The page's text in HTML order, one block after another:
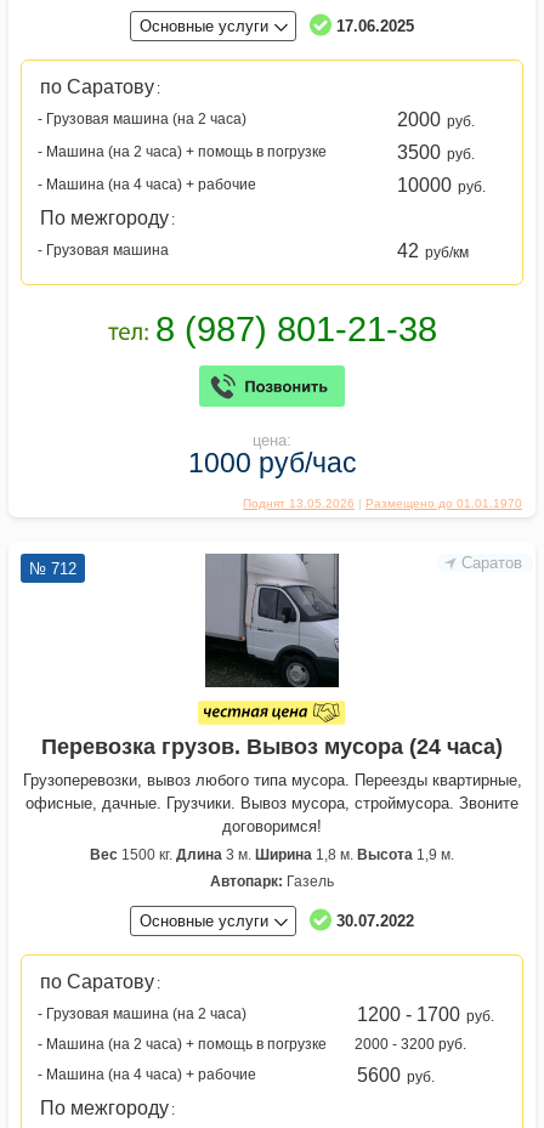
Поднят 13.05.2026 Размещено до 01.01.1970
Основные услуги 17.06.2025
по Саратову :
- Грузовая машина (на 2 часа)
2000 руб.
- Машина (на 2 часа) + помощь в погрузке
3500 руб.
- Машина (на 4 часа) + рабочие
10000 руб.
По межгороду :
- Грузовая машина
42 руб/км
цена:
1000 руб/час
Саратов
№ 712
Перевозка грузов. Вывоз мусора (24 часа)
Грузоперевозки, вывоз любого типа мусора. Переезды квартирные,
офисные, дачные. Грузчики. Вывоз мусора, строймусора. Звоните
договоримся!
Вес 1500 кг. Длина 3 м. Ширина 1,8 м. Высота 1,9 м.
Автопарк: Газель
Основные услуги 30.07.2022
по Саратову :
- Грузовая машина (на 2 часа)
1200 - 1700 руб.
- Машина (на 2 часа) + помощь в погрузке
2000 - 3200 руб.
- Машина (на 4 часа) + рабочие
5600 руб.
По межгороду :